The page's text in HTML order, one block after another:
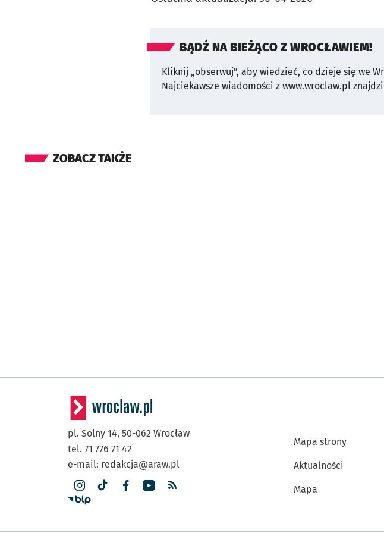
BĄDŹ NA BIEŻĄCO Z WROCŁAWIEM!
Kliknij „obserwuj”, aby wiedzieć, co dzieje się we
Najciekawsze wiadomości z www.wroclaw.pl
ZOBACZ TAKŻE
pl. Solny 14, 50-062 Wrocław
tel. 71 776 71 42
e-mail: redakcja@araw.pl
Mapa strony
Aktualności
Mapa